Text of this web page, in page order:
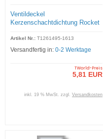
Ventildeckel
Kerzenschachtdichtung Rocket
Artikel Nr.: T1261495-1613
Versandfertig in: 0-2 Werktage
TWorld-Preis
5,81 EUR
inkl. 19 % MwSt. zzgl. Versandkosten